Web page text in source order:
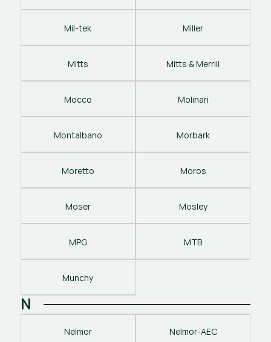
Mil-tek Miller
Mitts Mitts & Merrill
Mocco Molinari
Montalbano Morbark
Moretto Moros
Moser Mosley
MPG MTB
Munchy
N
Nelmor Nelmor-AEC